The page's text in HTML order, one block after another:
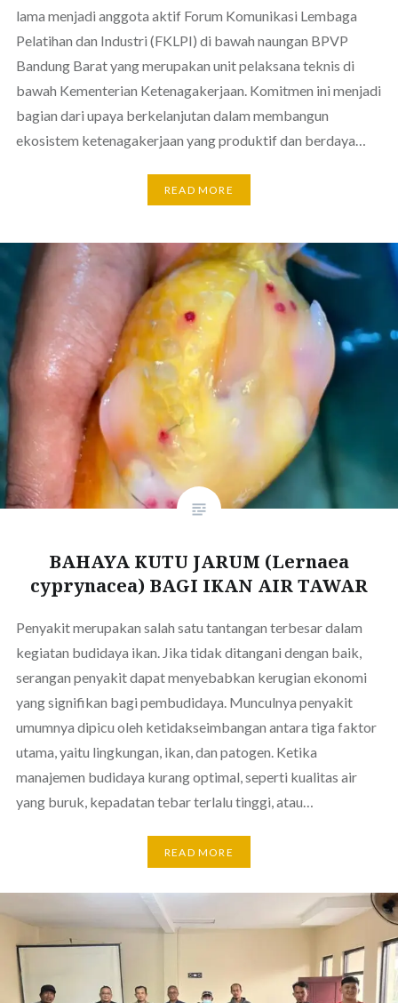
lama menjadi anggota aktif Forum Komunikasi Lembaga
Pelatihan dan Industri (FKLPI) di bawah naungan BPVP
Bandung Barat yang merupakan unit pelaksana teknis di
bawah Kementerian Ketenagakerjaan. Komitmen ini menjadi
bagian dari upaya berkelanjutan dalam membangun
ekosistem ketenagakerjaan yang produktif dan berdaya…
READ MORE
BAHAYA KUTU JARUM (Lernaea
cyprynacea) BAGI IKAN AIR TAWAR
Penyakit merupakan salah satu tantangan terbesar dalam
kegiatan budidaya ikan. Jika tidak ditangani dengan baik,
serangan penyakit dapat menyebabkan kerugian ekonomi
yang signifikan bagi pembudidaya. Munculnya penyakit
umumnya dipicu oleh ketidakseimbangan antara tiga faktor
utama, yaitu lingkungan, ikan, dan patogen. Ketika
manajemen budidaya kurang optimal, seperti kualitas air
yang buruk, kepadatan tebar terlalu tinggi, atau…
READ MORE